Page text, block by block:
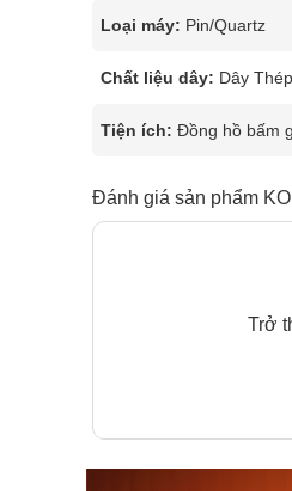
Loại máy: Pin/Quartz
Chất liệu dây: Dây
Tiện ích: Đồng hồ bấm
Đánh giá sản phẩm
Trở